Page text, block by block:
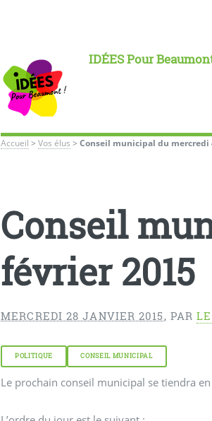
IDÉES Pour
Accueil >Vos élus >Conseil municipal du mercredi
Conseil
février 2015
MERCREDI 28 JANVIER 2015 , PAR
POLITIQUE CONSEIL MUNICIPAL
Le prochain conseil municipal se tiendra